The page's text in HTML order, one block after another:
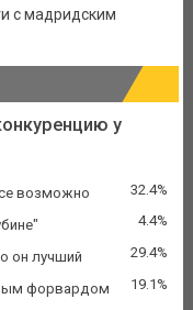
с мадридским
у
возможно 32.4%
4.4%
он лучший 29.4%
форвардом
19.1%